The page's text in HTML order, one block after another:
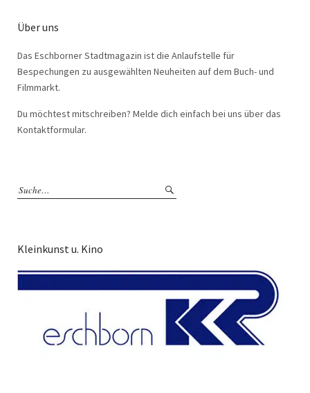
Über uns
Das Eschborner Stadtmagazin ist die Anlaufstelle für
Bespechungen zu ausgewählten Neuheiten auf dem Buch- und
Filmmarkt.
Du möchtest mitschreiben? Melde dich einfach bei uns über das
Kontaktformular.
Kleinkunst u. Kino